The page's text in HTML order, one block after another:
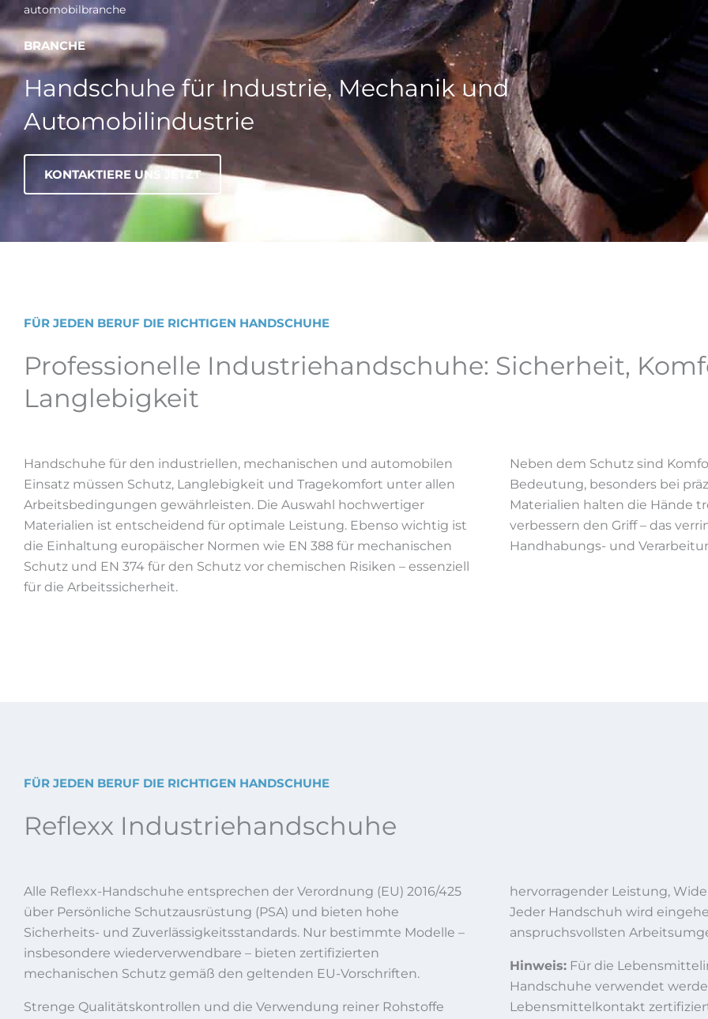
automobilbranche
BRANCHE
Handschuhe für Industrie, Mechanik und
Automobilindustrie
KONTAKTIERE UNS JETZT
FÜR JEDEN BERUF DIE RICHTIGEN HANDSCHUHE
Professionelle Industriehandschuhe: Sicherheit,
Langlebigkeit
Handschuhe für den industriellen, mechanischen und automobilen
Einsatz müssen Schutz, Langlebigkeit und Tragekomfort unter allen
Arbeitsbedingungen gewährleisten. Die Auswahl hochwertiger
Materialien ist entscheidend für optimale Leistung. Ebenso wichtig ist
die Einhaltung europäischer Normen wie EN 388 für mechanischen
Schutz und EN 374 für den Schutz vor chemischen Risiken – essenziell
für die Arbeitssicherheit.
Neben dem Schutz sind
Bedeutung, besonders bei
Materialien halten die Hände
verbessern den Griff – das
Handhabungs- und
FÜR JEDEN BERUF DIE RICHTIGEN HANDSCHUHE
Reflexx Industriehandschuhe
Alle Reflexx-Handschuhe entsprechen der Verordnung (EU) 2016/425
über Persönliche Schutzausrüstung (PSA) und bieten hohe
Sicherheits- und Zuverlässigkeitsstandards. Nur bestimmte Modelle –
insbesondere wiederverwendbare – bieten zertifizierten
mechanischen Schutz gemäß den geltenden EU-Vorschriften.
Strenge Qualitätskontrollen und die Verwendung reiner Rohstoffe
hervorragender Leistung,
Jeder Handschuh wird
anspruchsvollsten
Hinweis: Für die
Handschuhe verwendet
Lebensmittelkontakt